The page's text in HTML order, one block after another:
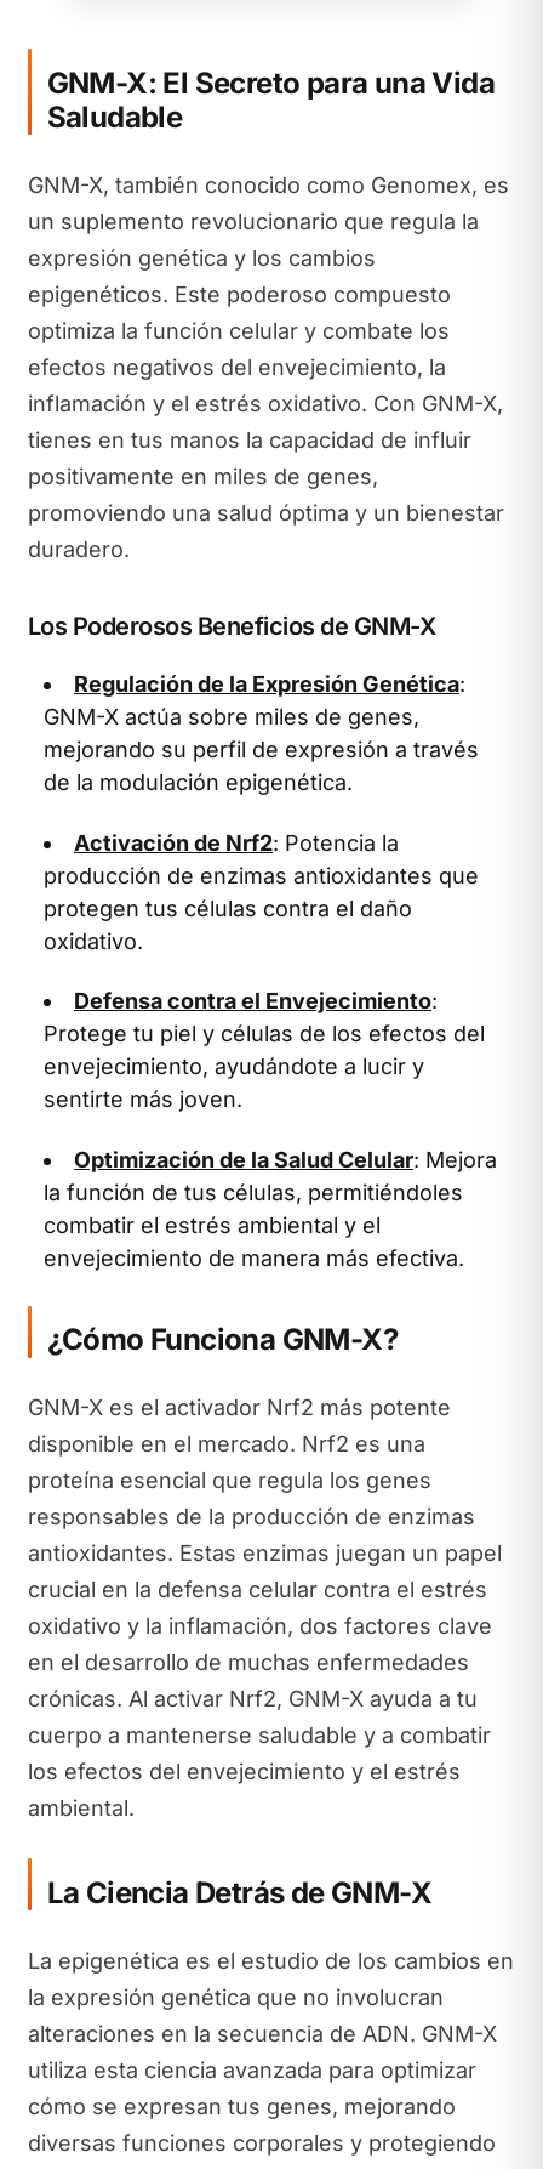
GNM-X: El Secreto para una Vida
Saludable
GNM-X, también conocido como Genomex, es
un suplemento revolucionario que regula la
expresión genética y los cambios
epigenéticos. Este poderoso compuesto
optimiza la función celular y combate los
efectos negativos del envejecimiento, la
inflamación y el estrés oxidativo. Con GNM-X,
tienes en tus manos la capacidad de influir
positivamente en miles de genes,
promoviendo una salud óptima y un bienestar
duradero.
Los Poderosos Beneficios de GNM-X
Regulación de la Expresión Genética:
GNM-X actúa sobre miles de genes,
mejorando su perfil de expresión a través
de la modulación epigenética.
Activación de Nrf2: Potencia la
producción de enzimas antioxidantes que
protegen tus células contra el daño
oxidativo.
Defensa contra el Envejecimiento:
Protege tu piel y células de los efectos del
envejecimiento, ayudándote a lucir y
sentirte más joven.
Optimización de la Salud Celular: Mejora
la función de tus células, permitiéndoles
combatir el estrés ambiental y el
envejecimiento de manera más efectiva.
¿Cómo Funciona GNM-X?
GNM-X es el activador Nrf2 más potente
disponible en el mercado. Nrf2 es una
proteína esencial que regula los genes
responsables de la producción de enzimas
antioxidantes. Estas enzimas juegan un papel
crucial en la defensa celular contra el estrés
oxidativo y la inflamación, dos factores clave
en el desarrollo de muchas enfermedades
crónicas. Al activar Nrf2, GNM-X ayuda a tu
cuerpo a mantenerse saludable y a combatir
los efectos del envejecimiento y el estrés
ambiental.
La Ciencia Detrás de GNM-X
La epigenética es el estudio de los cambios en
la expresión genética que no involucran
alteraciones en la secuencia de ADN. GNM-X
utiliza esta ciencia avanzada para optimizar
cómo se expresan tus genes, mejorando
diversas funciones corporales y protegiendo